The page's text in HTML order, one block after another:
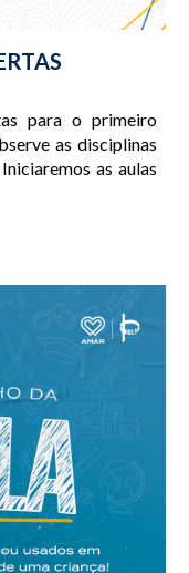
para o primeiro
as disciplinas
as aulas